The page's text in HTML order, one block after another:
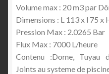
Volume max : 20 m3 par
Dimensions : L 113 x l 75 x
Pression Max : 2.0265 Bar
Flux Max : 7000 L/heure
Contenu :Dome, Tuyau
Joints au systeme de